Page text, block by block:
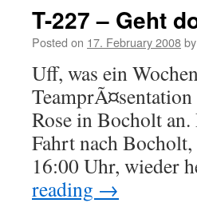
T-227 – Geht
Posted on 17. February 2008by
Uff, was ein
TeamprÃ¤sentation
Rose in Bocholt
Fahrt nach
16:00 Uhr, wieder
reading →